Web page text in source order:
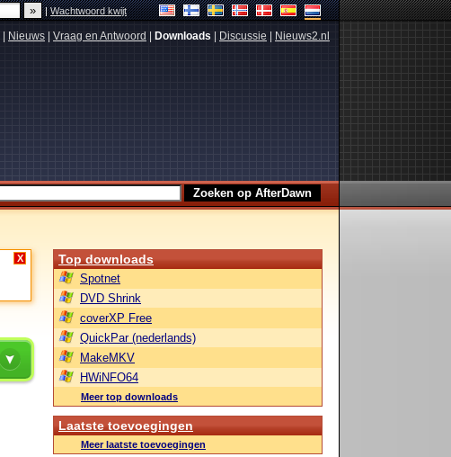
|Wachtwoord kwijt
Nieuws Vraag en Antwoord Downloads Discussie Nieuws2.nl
X Top downloads
Spotnet
DVD Shrink
coverXP Free
QuickPar (nederlands)
MakeMKV
HWiNFO64
Meer top downloads
Laatste toevoegingen
Meer laatste toevoegingen